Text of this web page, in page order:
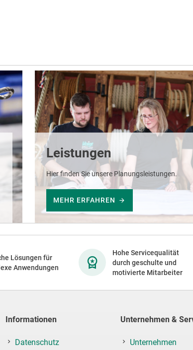
Leistungen
Hier finden Sie unsere Planungsleistungen.
MEHR ERFAHREN
Lösungen für
Anwendungen
Hohe Servicequalität
durch geschulte und
motivierte Mitarbeiter
Informationen
Datenschutz
Unternehmen &
Unternehmen